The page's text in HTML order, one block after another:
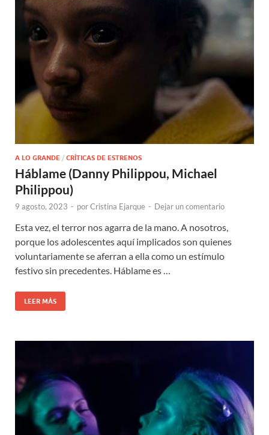
A LO GRANDE / CRÍTICAS DE ESTRENOS
Háblame (Danny Philippou, Michael
Philippou)
9 agosto, 2023 - porCristina Ejarque - Dejar un comentario
Esta vez, el terror nos agarra de la mano. A nosotros,
porque los adolescentes aquí implicados son quienes
voluntariamente se aferran a ella como un estímulo
festivo sin precedentes. Háblame es …
LEER MÁS